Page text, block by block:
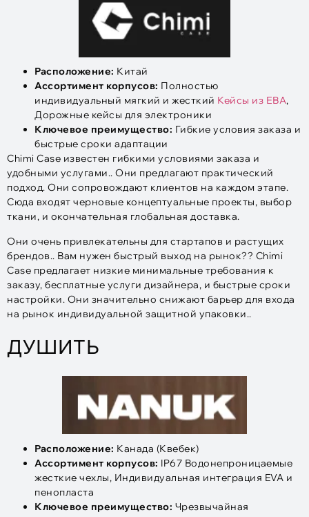
Расположение: Китай
Ассортимент корпусов: Полностью
индивидуальный мягкий и жесткий Кейсы из ЕВА,
Дорожные кейсы для электроники
Ключевое преимущество: Гибкие условия заказа и
быстрые сроки адаптации
Chimi Case известен гибкими условиями заказа и
удобными услугами.. Они предлагают практический
подход. Они сопровождают клиентов на каждом этапе.
Сюда входят черновые концептуальные проекты, выбор
ткани, и окончательная глобальная доставка.
Они очень привлекательны для стартапов и растущих
брендов.. Вам нужен быстрый выход на рынок?? Chimi
Case предлагает низкие минимальные требования к
заказу, бесплатные услуги дизайнера, и быстрые сроки
настройки. Они значительно снижают барьер для входа
на рынок индивидуальной защитной упаковки..
ДУШИТЬ
Расположение: Канада (Квебек)
Ассортимент корпусов: IP67 Водонепроницаемые
жесткие чехлы, Индивидуальная интеграция EVA и
пенопласта
Ключевое преимущество: Чрезвычайная